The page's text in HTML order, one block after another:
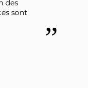
des
sont